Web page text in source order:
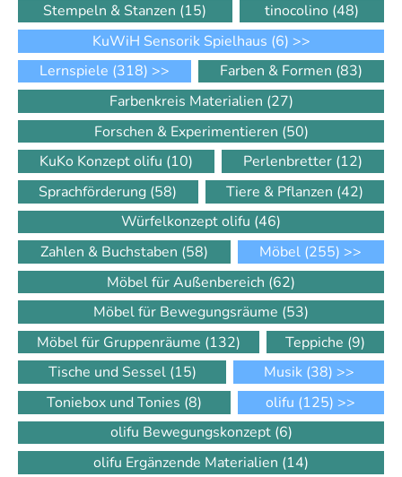
Stempeln & Stanzen (15) tinocolino (48)
KuWiH Sensorik Spielhaus (6) >>
Lernspiele (318) >> Farben & Formen (83)
Farbenkreis Materialien (27)
Forschen & Experimentieren (50)
KuKo Konzept olifu (10) Perlenbretter (12)
Sprachförderung (58) Tiere & Pflanzen (42)
Würfelkonzept olifu (46)
Zahlen & Buchstaben (58) Möbel (255) >>
Möbel für Außenbereich (62)
Möbel für Bewegungsräume (53)
Möbel für Gruppenräume (132) Teppiche (9)
Tische und Sessel (15) Musik (38) >>
Toniebox und Tonies (8) olifu (125) >>
olifu Bewegungskonzept (6)
olifu Ergänzende Materialien (14)